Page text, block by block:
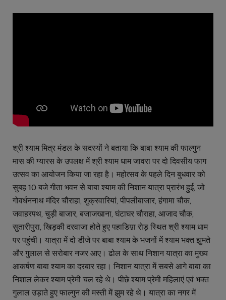
श्री श्याम मित्र मंडल के सदस्यों ने बताया कि बाबा श्याम की फाल्गुन
मास की ग्यारस के उपलक्ष में श्री श्याम धाम जावरा पर दो दिवसीय फाग
उत्सव का आयोजन किया जा रहा है। महोत्सव के पहले दिन बुधवार को
सुबह 10 बजे गीता भवन से बाबा श्याम की निशान यात्रा प्रारंभ हुई, जो
गोवर्धननाथ मंदिर चौराहा, शुक्रवारियां, पीपलीबाजार, हंगामा चौक,
जवाहरपथ, चुड़ी बाजार, बजाजखाना, घंटाघर चौराहा, आजाद चौक,
सुतारीपुरा, खिड़की दरवाजा होते हुए पहाडिय़ा रोड़ स्थित श्री श्याम धाम
पर पहुंची। यात्रा में दो डीजे पर बाबा श्याम के भजनों में श्याम भक्त झुमते
और गुलाल से सरोबार नजर आए। ढोल के साथ निशान यात्रा का मुख्य
आकर्षण बाबा श्याम का दरबार रहा। निशान यात्रा में सबसे आगे बाबा का
निशाल लेकर श्याम प्रेमी चल रहे थे। पीछे श्याम प्रेमी महिलाएं एवं भक्त
गुलाल उड़ाते हुए फाल्गुन की मस्ती में झुम रहे थे। यात्रा का नगर में